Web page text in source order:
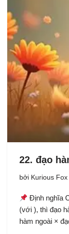
22. đạo
bởi Kurious Fox
Định nghĩa
(với ), thì đạo
hàm ngoài ×